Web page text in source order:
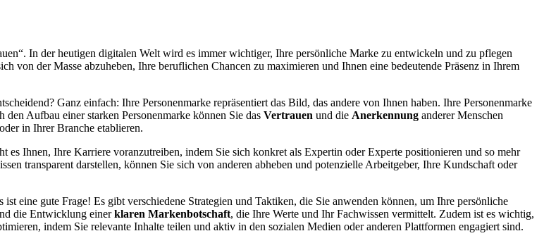
In der heutigen digitalen Welt wird es immer wichtiger, Ihre persönliche Marke zu entwickeln und zu pflegen
von der Masse abzuheben, Ihre beruflichen Chancen zu maximieren und Ihnen eine bedeutende Präsenz in Ihrem
Ganz einfach: Ihre Personenmarke repräsentiert das Bild, das andere von Ihnen haben. Ihre Personenmarke
den Aufbau einer starken Personenmarke können Sie das Vertrauen und die Anerkennung anderer Menschen
in Ihrer Branche etablieren.
Ihnen, Ihre Karriere voranzutreiben, indem Sie sich konkret als Expertin oder Experte positionieren und so mehr
transparent darstellen, können Sie sich von anderen abheben und potenzielle Arbeitgeber, Ihre Kundschaft oder
eine gute Frage! Es gibt verschiedene Strategien und Taktiken, die Sie anwenden können, um Ihre persönliche
die Entwicklung einerklaren Markenbotschaft, die Ihre Werte und Ihr Fachwissen vermittelt. Zudem ist es wichtig,
indem Sie relevante Inhalte teilen und aktiv in den sozialen Medien oder anderen Plattformen engagiert sind.